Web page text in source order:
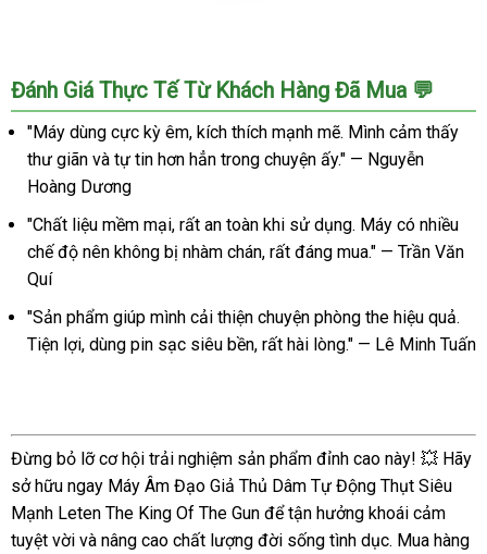
Giả
Tự
Động
Thụt
Mạnh
Kích
Thích
Cực
Khoái
Leten
King
Đánh Giá Thực Tế Từ Khách Hàng Đã Mua 💬
"Máy dùng cực kỳ êm, kích thích mạnh mẽ. Mình cảm thấy
thư giãn và tự tin hơn hẳn trong chuyện ấy." — Nguyễn
Hoàng Dương
"Chất liệu mềm mại, rất an toàn khi sử dụng. Máy có nhiều
chế độ nên không bị nhàm chán, rất đáng mua." — Trần Văn
Quí
"Sản phẩm giúp mình cải thiện chuyện phòng the hiệu quả.
Tiện lợi, dùng pin sạc siêu bền, rất hài lòng." — Lê Minh Tuấn
Đừng bỏ lỡ cơ hội trải nghiệm sản phẩm đỉnh cao này! 💥 Hãy
sở hữu ngay Máy Âm Đạo Giả Thủ Dâm Tự Động Thụt Siêu
Mạnh Leten The King Of The Gun để tận hưởng khoái cảm
tuyệt vời và nâng cao chất lượng đời sống tình dục. Mua hàng